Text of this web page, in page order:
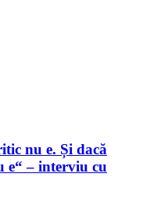
nu e. Și dacă
e“ – interviu cu